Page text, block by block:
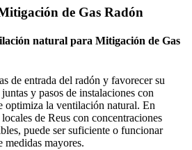
de Gas Radón
natural para Mitigación de Gas
de entrada del radón y favorecer su
y pasos de instalaciones con
optimiza la ventilación natural. En
de Reus con concentraciones
puede ser suficiente o funcionar
medidas mayores.